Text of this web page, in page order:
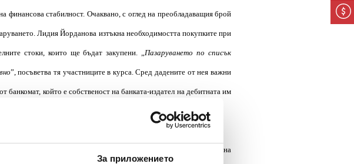
За приложението
финансова стабилност. Очаквано, с оглед на преобладаващия брой
Лидия Йорданова изтъкна необходимостта покупките при
стоки, които ще бъдат закупени. „Пазаруването по списък
”, посъветва тя участниците в курса. Сред дадените от нея важни
банкомат, който е собственост на банката-издател на дебитната им
контролират семейния бюджет . В края те дадоха и нееднозначна